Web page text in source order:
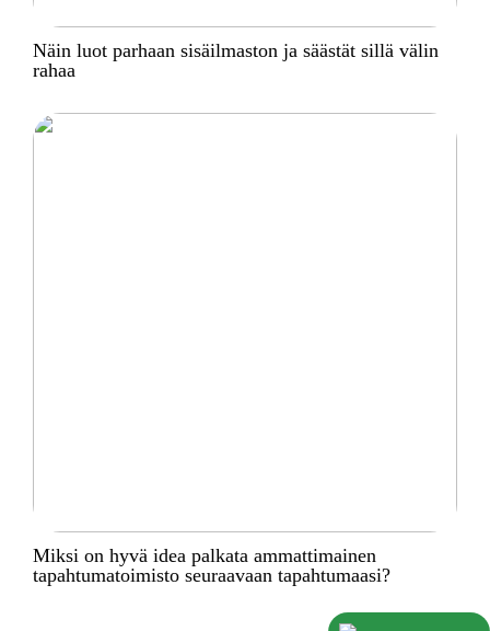
Näin luot parhaan sisäilmaston ja säästät sillä välin
rahaa
Miksi on hyvä idea palkata ammattimainen
tapahtumatoimisto seuraavaan tapahtumaasi?